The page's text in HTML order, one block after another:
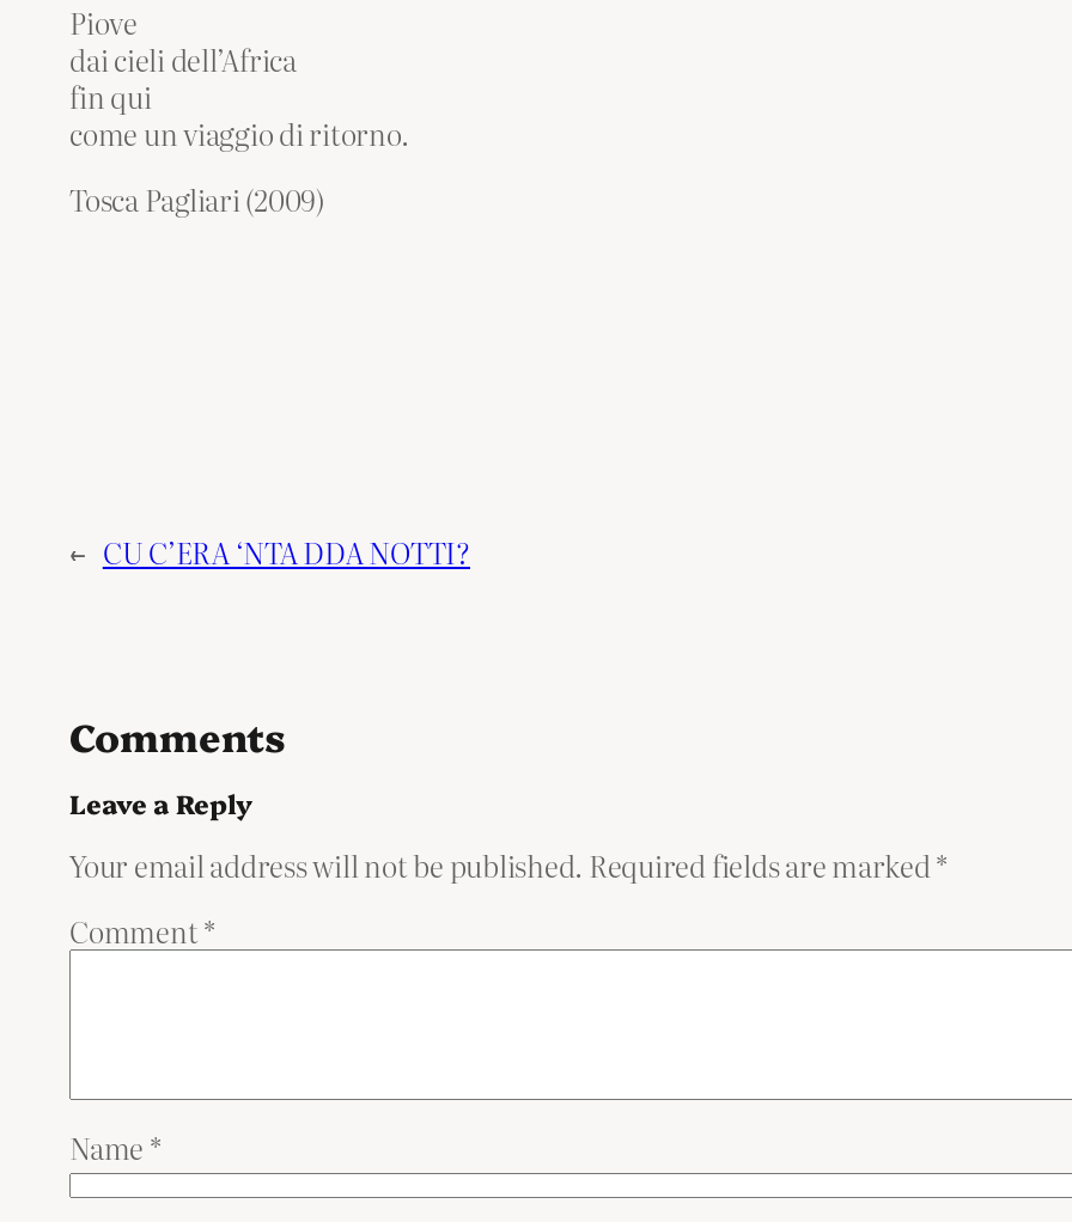
Piove
dai cieli dell’Africa
fin qui
come un viaggio di ritorno.
Tosca Pagliari (2009)
← CU C’ERA ‘NTA DDA NOTTI?
Comments
Leave a Reply
Your email address will not be published. Required fields are marked *
Comment*
Name *